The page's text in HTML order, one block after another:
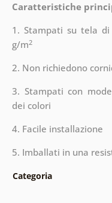
Caratteristiche
1. Stampati su tela
g/m2
2. Non richiedono
3. Stampati con
dei colori
4. Facile installazione
5. Imballati in una
Categoria